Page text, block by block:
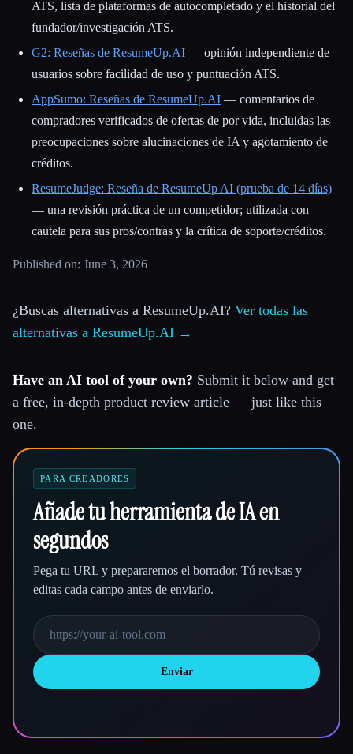
ATS, lista de plataformas de autocompletado y el historial del
fundador/investigación ATS.
G2: Reseñas de ResumeUp.AI — opinión independiente de
usuarios sobre facilidad de uso y puntuación ATS.
AppSumo: Reseñas de ResumeUp.AI — comentarios de
compradores verificados de ofertas de por vida, incluidas las
preocupaciones sobre alucinaciones de IA y agotamiento de
créditos.
ResumeJudge: Reseña de ResumeUp AI (prueba de 14 días)
— una revisión práctica de un competidor; utilizada con
cautela para sus pros/contras y la crítica de soporte/créditos.
Published on: June 3, 2026
¿Buscas alternativas a ResumeUp.AI? Ver todas las
alternativas a ResumeUp.AI →
Have an AI tool of your own? Submit it below and get
a free, in-depth product review article — just like this
one.
PARA CREADORES
Añade tu herramienta de IA en
segundos
Pega tu URL y prepararemos el borrador. Tú revisas y
editas cada campo antes de enviarlo.
Enviar